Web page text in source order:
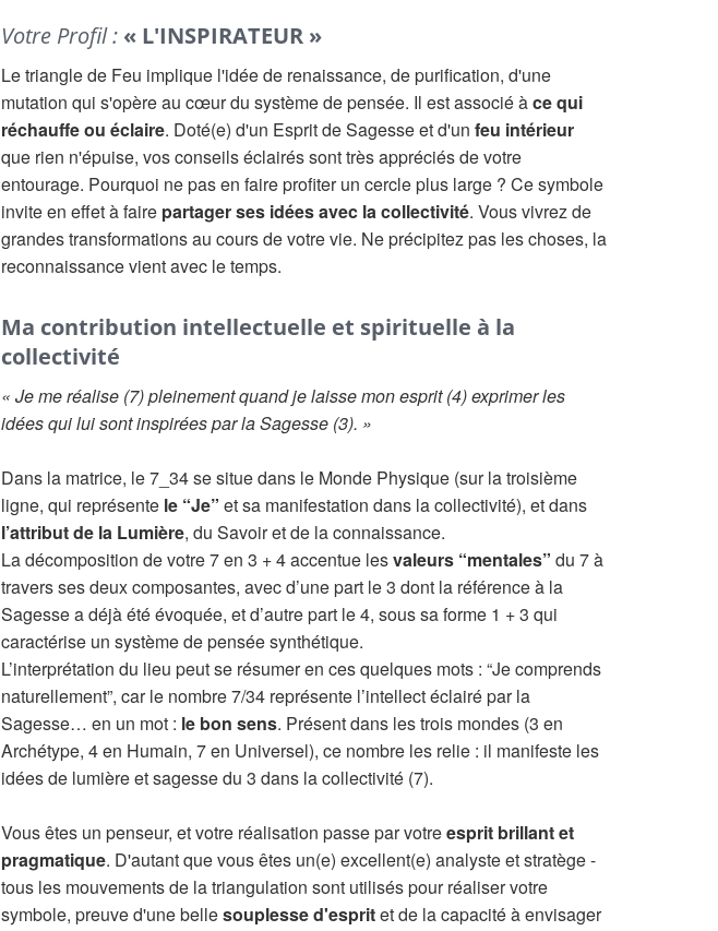
Votre Profil : « L'INSPIRATEUR »
Le triangle de Feu implique l'idée de renaissance, de purification, d'une
mutation qui s'opère au cœur du système de pensée. Il est associé àce qui
réchauffe ou éclaire. Doté(e) d'un Esprit de Sagesse et d'un feu intérieur
que rien n'épuise, vos conseils éclairés sont très appréciés de votre
entourage. Pourquoi ne pas en faire profiter un cercle plus large ? Ce symbole
invite en effet à faire partager ses idées avec la collectivité. Vous vivrez de
grandes transformations au cours de votre vie. Ne précipitez pas les choses, la
reconnaissance vient avec le temps.
Ma contribution intellectuelle et spirituelle à la
collectivité
« Je me réalise (7) pleinement quand je laisse mon esprit (4) exprimer les
idées qui lui sont inspirées par la Sagesse (3). »
Dans la matrice, le 7_34 se situe dans le Monde Physique (sur la troisième
ligne, qui représente le “Je” et sa manifestation dans la collectivité), et dans
l’attribut de la Lumière, du Savoir et de la connaissance.
La décomposition de votre 7 en 3 + 4 accentue lesvaleurs “mentales” du 7 à
travers ses deux composantes, avec d’une part le 3 dont la référence à la
Sagesse a déjà été évoquée, et d’autre part le 4, sous sa forme 1 + 3 qui
caractérise un système de pensée synthétique.
L’interprétation du lieu peut se résumer en ces quelques mots : “Je comprends
naturellement”, car le nombre 7/34 représente l’intellect éclairé par la
Sagesse… en un mot : le bon sens. Présent dans les trois mondes (3 en
Archétype, 4 en Humain, 7 en Universel), ce nombre les relie : il manifeste les
idées de lumière et sagesse du 3 dans la collectivité (7).
Vous êtes un penseur, et votre réalisation passe par votreesprit brillant et
pragmatique. D'autant que vous êtes un(e) excellent(e) analyste et stratège -
tous les mouvements de la triangulation sont utilisés pour réaliser votre
symbole, preuve d'une bellesouplesse d'espritet de la capacité à envisager